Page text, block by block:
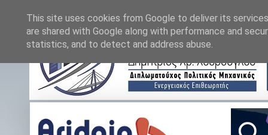
This site uses cookies from Google to deliver its
are shared with Google along with performance and
statistics, and to detect and address abuse.